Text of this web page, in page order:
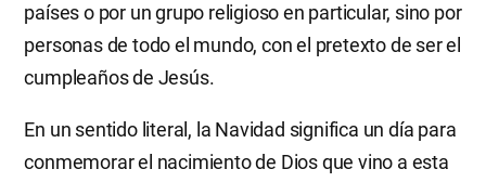
países o por un grupo religioso en particular, sino por
personas de todo el mundo, con el pretexto de ser el
cumpleaños de Jesús.
En un sentido literal, la Navidad significa un día para
conmemorar el nacimiento de Dios que vino a esta